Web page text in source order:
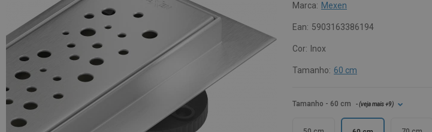
Marca: Mexen
Ean: 5903163386194
Cor: Inox
Tamanho: 60 cm
Tamanho - 60 cm - (veja mais+9)